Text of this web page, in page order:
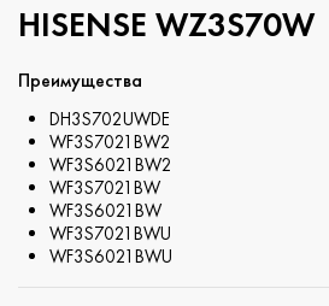
HISENSE WZ3S70W
Преимущества
DH3S702UWDE
WF3S7021BW2
WF3S6021BW2
WF3S7021BW
WF3S6021BW
WF3S7021BWU
WF3S6021BWU